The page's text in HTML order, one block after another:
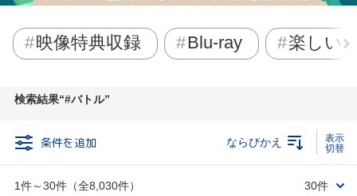
映像特典収録 Blu-ray 楽しい
検索結果 #バトル
条件を追加
1件～30件（全8,030件）
ならびかえ
30件